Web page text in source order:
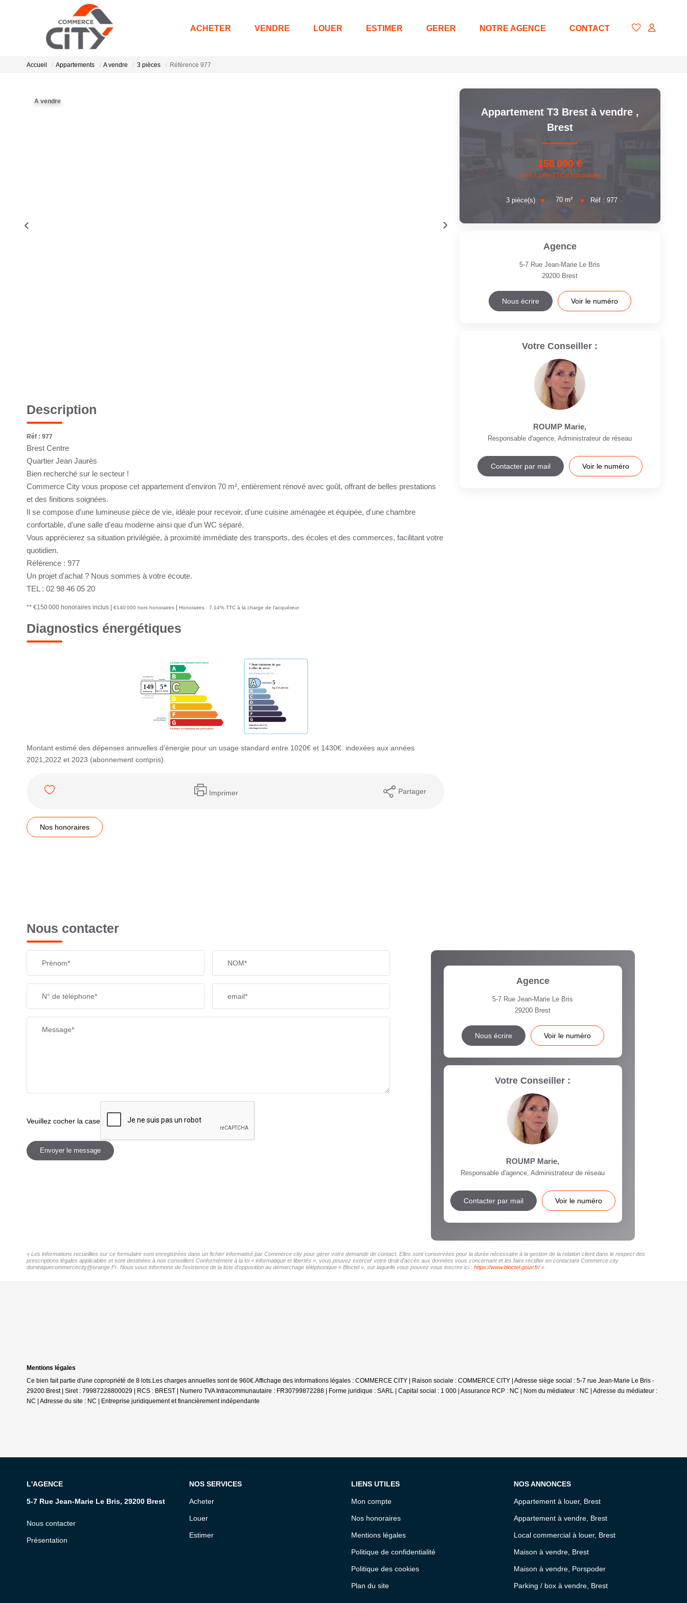
ACHETER VENDRE LOUER ESTIMER GERER NOTRE AGENCE CONTACT
Accueil Appartements A vendre 3 pièces Référence 977
A vendre
Description
Réf : 977
Brest Centre
Quartier Jean Jaurès
Bien recherché sur le secteur !
Commerce City vous propose cet appartement d'environ 70 m², entièrement rénové avec goût, offrant de belles prestations
et des finitions soignées.
Il se compose d'une lumineuse pièce de vie, idéale pour recevoir, d'une cuisine aménagée et équipée, d'une chambre
confortable, d'une salle d'eau moderne ainsi que d'un WC séparé.
Vous apprécierez sa situation privilégiée, à proximité immédiate des transports, des écoles et des commerces, facilitant votre
quotidien.
Référence : 977
Un projet d'achat ? Nous sommes à votre écoute.
TEL : 02 98 46 05 20
** €150 000 honoraires inclus €140 000 hors honoraires Honoraires : 7.14% TTC à la charge de l'acquéreur
Diagnostics énergétiques
Montant estimé des dépenses annuelles d'énergie pour un usage standard entre 1020€ et 1430€. indexées aux années
2021,2022 et 2023 (abonnement compris).
Imprimer Partager
Nos honoraires
Appartement T3 Brest à vendre ,
Brest
150 000 €
dont 7,14% TTC d'honoraires
3 pièce(s) 70 m² Réf :977
Agence
5-7 Rue Jean-Marie Le Bris
29200 Brest
Nous écrire Voir le numéro
Votre Conseiller :
ROUMP Marie,
Responsable d'agence, Administrateur de réseau
Contacter par mail Voir le numéro
Nous contacter
Prénom* NOM*
N° de téléphone* email*
Message*
Veuillez cocher la case
Envoyer le message
Agence
5-7 Rue Jean-Marie Le Bris
29200 Brest
Nous écrire Voir le numéro
Votre Conseiller :
ROUMP Marie,
Responsable d'agence, Administrateur de réseau
Contacter par mail Voir le numéro
« Les informations recueillies sur ce formulaire sont enregistrées dans un fichier informatisé par Commerce city pour gérer votre demande de contact. Elles sont conservées pour la durée nécessaire à la gestion de la relation client dans le respect des
prescriptions légales applicables et sont destinées à nos conseillers Conformément à la loi « informatique et libertés », vous pouvez exercer votre droit d'accès aux données vous concernant et les faire rectifier en contactant Commerce city
dominiquecommercecity@orange.Fr. Nous vous informons de l'existence de la liste d'opposition au démarchage téléphonique « Bloctel », sur laquelle vous pouvez vous inscrire ici : https://www.bloctel.gouv.fr/»
Mentions légales
Ce bien fait partie d'une copropriété de 8 lots.Les charges annuelles sont de 960€.Affichage des informations légales : COMMERCE CITY | Raison sociale : COMMERCE CITY | Adresse siège social : 5-7 rue Jean-Marie Le Bris -
29200 Brest | Siret : 79987228800029 | RCS : BREST | Numero TVA Intracommunautaire : FR30799872288 | Forme juridique : SARL | Capital social : 1 000 | Assurance RCP : NC | Nom du médiateur : NC | Adresse du médiateur :
NC | Adresse du site : NC |
Entreprise juridiquement et financièrement indépendante
L'AGENCE
5-7 Rue Jean-Marie Le Bris, 29200 Brest
Nous contacter
Présentation
NOS SERVICES
Acheter
Louer
Estimer
LIENS UTILES
Mon compte
Nos honoraires
Mentions légales
Politique de confidentialité
Politique des cookies
Plan du site
NOS ANNONCES
Appartement à louer, Brest
Appartement à vendre, Brest
Local commercial à louer, Brest
Maison à vendre, Brest
Maison à vendre, Porspoder
Parking / box à vendre, Brest